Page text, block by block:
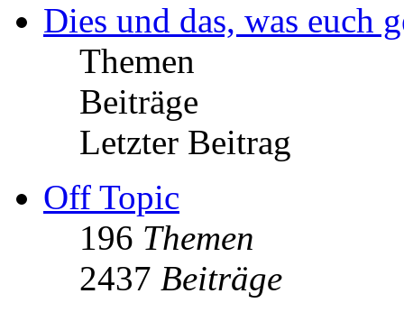
Dies und das, was euch
Themen
Beiträge
Letzter Beitrag
Off Topic
196 Themen
2437 Beiträge